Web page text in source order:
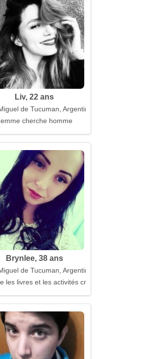
Liv, 22 ans
de Tucuman, Argentine
cherche homme
Brynlee, 38 ans
de Tucuman, Argentine
les livres et les activités créatives